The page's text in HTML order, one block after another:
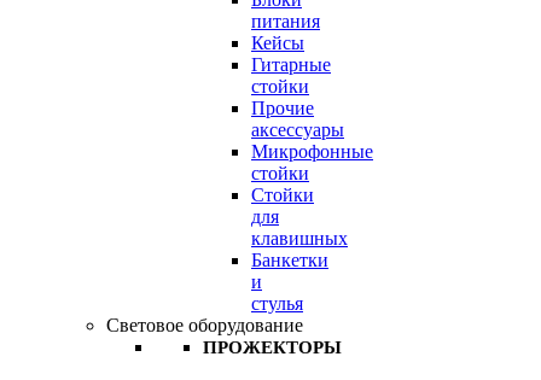
питания
Кейсы
Гитарные
стойки
Прочие
аксессуары
Микрофонные
стойки
Стойки
для
клавишных
Банкетки
и
стулья
Световое оборудование
ПРОЖЕКТОРЫ